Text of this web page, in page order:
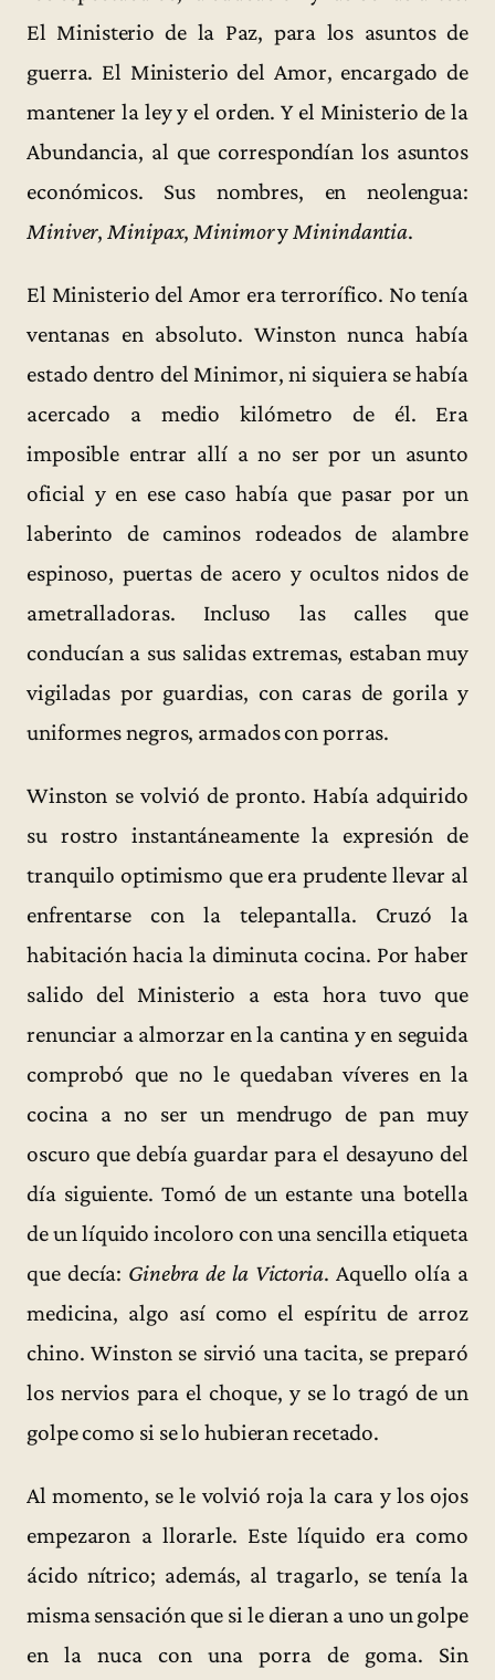
El Ministerio de la Paz, para los asuntos de
guerra. El Ministerio del Amor, encargado de
mantener la ley y el orden. Y el Ministerio de la
Abundancia, al que correspondían los asuntos
económicos. Sus nombres, en neolengua:
Miniver, Minipax, Minimory Minindantia.
El Ministerio del Amor era terrorífico. No tenía
ventanas en absoluto. Winston nunca había
estado dentro del Minimor, ni siquiera se había
acercado a medio kilómetro de él. Era
imposible entrar allí a no ser por un asunto
oficial y en ese caso había que pasar por un
laberinto de caminos rodeados de alambre
espinoso, puertas de acero y ocultos nidos de
ametralladoras. Incluso las calles que
conducían a sus salidas extremas, estaban muy
vigiladas por guardias, con caras de gorila y
uniformes negros, armados con porras.
Winston se volvió de pronto. Había adquirido
su rostro instantáneamente la expresión de
tranquilo optimismo que era prudente llevar al
enfrentarse con la telepantalla. Cruzó la
habitación hacia la diminuta cocina. Por haber
salido del Ministerio a esta hora tuvo que
renunciar a almorzar en la cantina y en seguida
comprobó que no le quedaban víveres en la
cocina a no ser un mendrugo de pan muy
oscuro que debía guardar para el desayuno del
día siguiente. Tomó de un estante una botella
de un líquido incoloro con una sencilla etiqueta
que decía: Ginebra de la Victoria. Aquello olía a
medicina, algo así como el espíritu de arroz
chino. Winston se sirvió una tacita, se preparó
los nervios para el choque, y se lo tragó de un
golpe como si se lo hubieran recetado.
Al momento, se le volvió roja la cara y los ojos
empezaron a llorarle. Este líquido era como
ácido nítrico; además, al tragarlo, se tenía la
misma sensación que si le dieran a uno un golpe
en la nuca con una porra de goma. Sin